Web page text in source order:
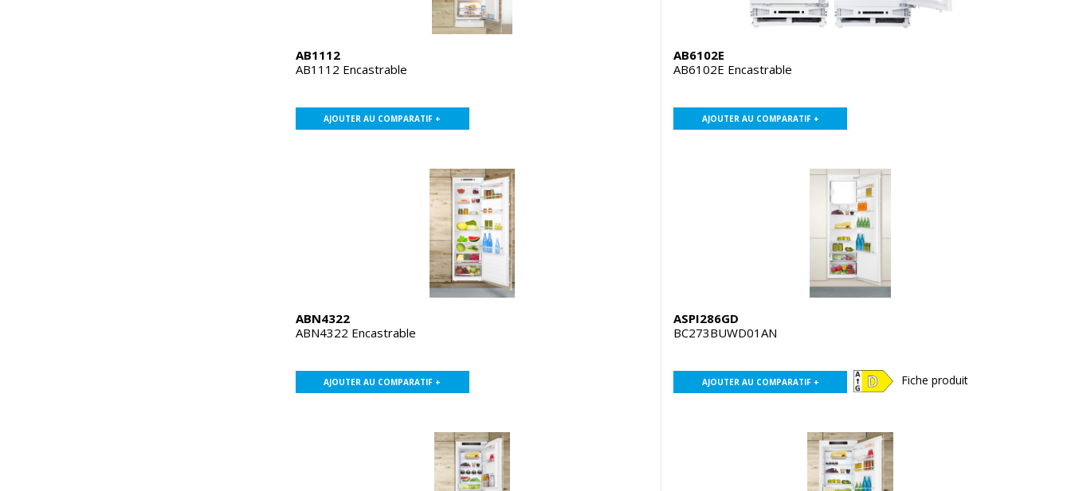
AB1112
AB1112 Encastrable
AJOUTER AU COMPARATIF +
AB6102E
AB6102E Encastrable
AJOUTER AU COMPARATIF +
ABN4322
ABN4322 Encastrable
AJOUTER AU COMPARATIF +
ASPI286GD
BC273BUWD01AN
AJOUTER AU COMPARATIF + Fiche produit